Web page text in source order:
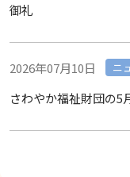
御礼
2026年07月10日 ニ
さわやか福祉財団の5